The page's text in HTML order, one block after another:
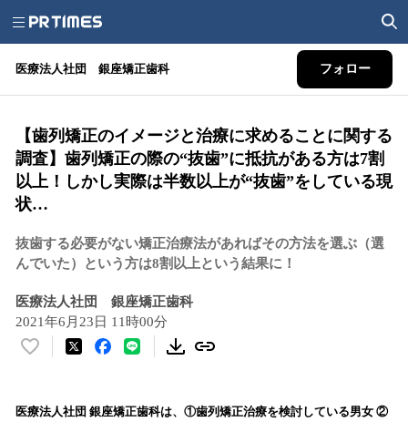
医療法人社団 銀座矯正歯科 フォロー
【歯列矯正のイメージと治療に求めることに関する
調査】歯列矯正の際の“抜歯”に抵抗がある方は7割
以上！しかし実際は半数以上が“抜歯”をしている現
状…
抜歯する必要がない矯正治療法があればその方法を選ぶ（選
んでいた）という方は8割以上という結果に！
医療法人社団 銀座矯正歯科
2021年6月23日 11時00分
い
！
医療法人社団 銀座矯正歯科は、①歯列矯正治療を検討している男女 ②